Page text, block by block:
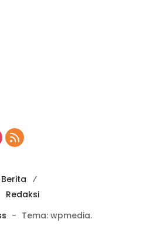
Redaksi
- Tema: wpmedia.